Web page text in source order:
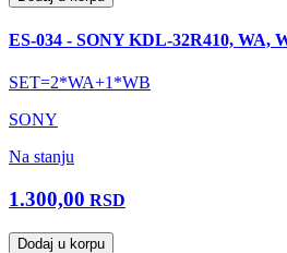
ES-034 - SONY KDL-32R410, WA,
SET=2*WA+1*WB
SONY
Na stanju
1.300,00 RSD
Dodaj u korpu